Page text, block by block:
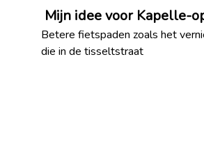
Mijn idee voor Kapelle-
Betere fietspaden zoals het
die in de tisseltstraat